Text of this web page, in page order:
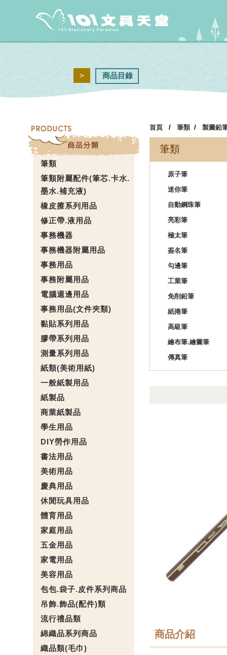
> 商品目錄
筆類
筆類附屬配件(筆芯.卡水.
墨水.補充液)
橡皮擦系列用品
修正帶.液用品
事務機器
事務機器附屬用品
事務用品
事務附屬用品
電腦週邊用品
事務用品(文件夾類)
黏貼系列用品
膠帶系列用品
測量系列用品
紙類(美術用紙)
一般紙製用品
紙製品
商業紙製品
學生用品
DIY勞作用品
書法用品
美術用品
慶典用品
休閒玩具用品
體育用品
家庭用品
五金用品
家電用品
美容用品
包包.袋子.皮件系列商品
吊飾.飾品(配件)類
流行禮品類
綿織品系列商品
織品類(毛巾)
首頁 / 筆類/ 製圖鉛
筆類
原子筆
迷你筆
自動鋼珠筆
亮彩筆
極太筆
簽名筆
勾邊筆
工業筆
免削鉛筆
紙捲筆
高級筆
繪布筆.繪圖筆
傳真筆
商品介紹